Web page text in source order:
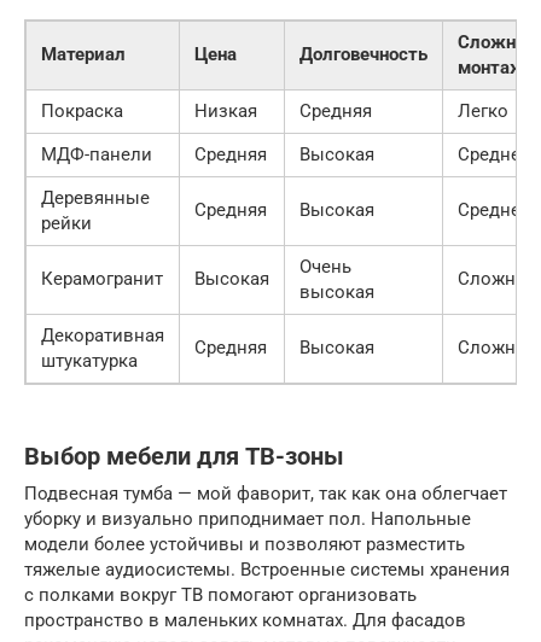
Материал Цена Долговечность
монтажа
Покраска
Низкая Средняя
Легко
МДФ-панели
Средняя Высокая
Средне
Деревянные
рейки
Средняя Высокая Средне
Керамогранит Высокая
Очень
высокая
Сложно
Декоративная
штукатурка
Средняя Высокая Сложно
Выбор мебели для ТВ-зоны
Подвесная тумба — мой фаворит, так как она облегчает
уборку и визуально приподнимает пол. Напольные
модели более устойчивы и позволяют разместить
тяжелые аудиосистемы. Встроенные системы хранения
с полками вокруг ТВ помогают организовать
пространство в маленьких комнатах. Для фасадов